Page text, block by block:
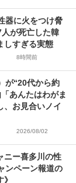
器に火をつけ脅
が死亡した韓
しすぎる実態
8時間前
が“20代から約
あんたはわがま
、お見合いノイ
2026/08/02
ニー喜多川の性
ンペーン報道の